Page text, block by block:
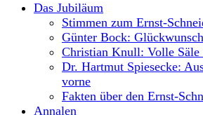
Das Jubiläum
Stimmen zum Ernst-
Günter Bock:
Christian Knull: Volle Säle
Dr. Hartmut Spiesecke:
vorne
Fakten über den Ernst-
Annalen